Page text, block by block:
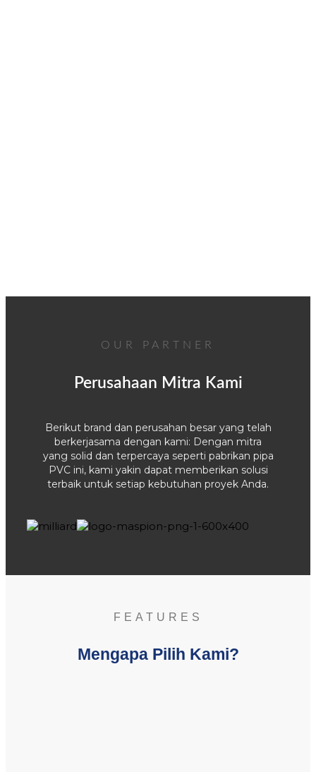
OUR PARTNER
Perusahaan Mitra Kami
Berikut brand dan perusahan besar yang telah
berkerjasama dengan kami: Dengan mitra
yang solid dan terpercaya seperti pabrikan pipa
PVC ini, kami yakin dapat memberikan solusi
terbaik untuk setiap kebutuhan proyek Anda.
FEATURES
Mengapa Pilih Kami?